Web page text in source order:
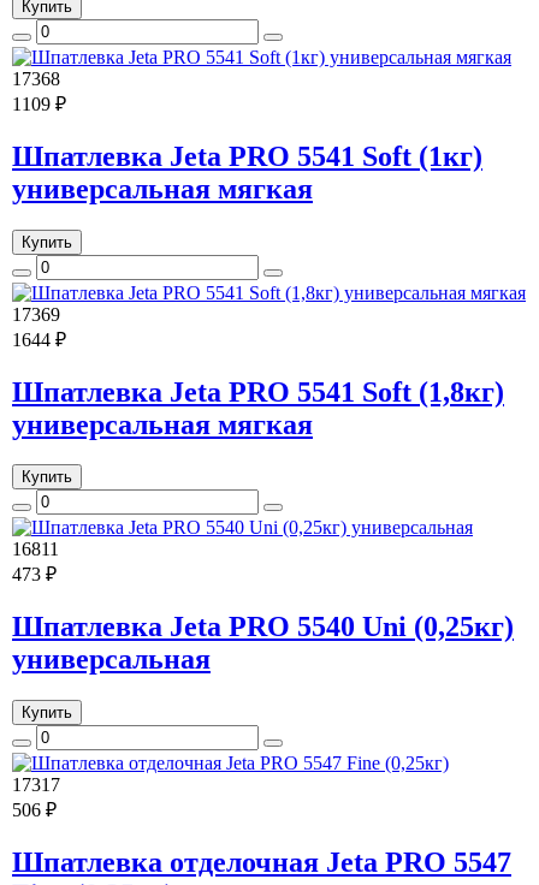
Купить
17368
1109 ₽
Шпатлевка Jeta PRO 5541 Soft (1кг)
универсальная мягкая
Купить
17369
1644 ₽
Шпатлевка Jeta PRO 5541 Soft (1,8кг)
универсальная мягкая
Купить
16811
473 ₽
Шпатлевка Jeta PRO 5540 Uni (0,25кг)
универсальная
Купить
17317
506 ₽
Шпатлевка отделочная Jeta PRO 5547